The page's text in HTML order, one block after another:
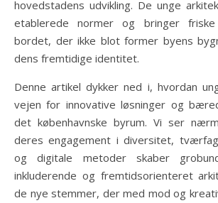
hovedstadens udvikling. De unge
etablerede normer og bringer
bordet, der ikke blot former byens
dens fremtidige identitet.
Denne artikel dykker ned i, hvordan
vejen for innovative løsninger og
det københavnske byrum. Vi ser
deres engagement i diversitet,
og digitale metoder skaber
inkluderende og fremtidsorienteret
de nye stemmer, der med mod og